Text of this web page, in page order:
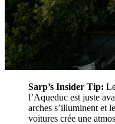
Sarp’s Insider Tip:
l’Aqueduc est juste
arches s’illuminent et
voitures crée une